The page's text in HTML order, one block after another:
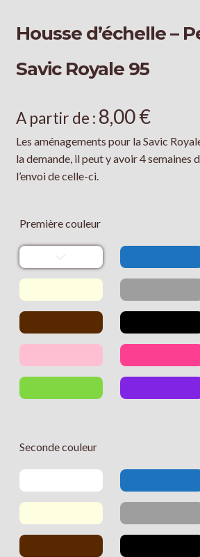
Housse d’échelle –
Savic Royale 95
A partir de : 8,00€
Les aménagements pour la Savic
la demande, il peut y avoir 4 semaines
l’envoi de celle-ci.
Première couleur
Seconde couleur